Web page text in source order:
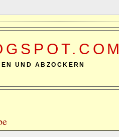
UND ABZOCKERN